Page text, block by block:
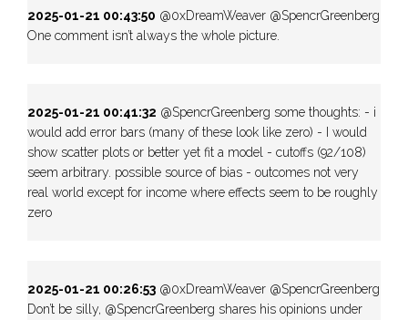
2025-01-21 00:43:50 @0xDreamWeaver @SpencrGreenberg
One comment isn’t always the whole picture.
2025-01-21 00:41:32 @SpencrGreenberg some thoughts: - i
would add error bars (many of these look like zero) - I would
show scatter plots or better yet fit a model - cutoffs (92/108)
seem arbitrary. possible source of bias - outcomes not very
real world except for income where effects seem to be roughly
zero
2025-01-21 00:26:53 @0xDreamWeaver @SpencrGreenberg
Don’t be silly, @SpencrGreenberg shares his opinions under